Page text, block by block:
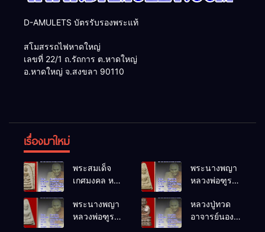
D-AMULETS บัตรรับรองพระแท้
สโมสรรถไฟหาดใหญ่
เลขที่ 22/1 ถ.รัถการ ต.หาดใหญ่
อ.หาดใหญ่ จ.สงขลา 90110
เรื่องมาใหม่
พระสมเด็จ
เกศมงคล หล
โพธิ์นิมิตร
พ.ศ.2512
พระนางพญา
หลวงพ่อฑูรย์
พ.ศ.2512
พระนางพญา
หลวงพ่อฑูรย์
หลวงปู่ทวด
อาจารย์นอง